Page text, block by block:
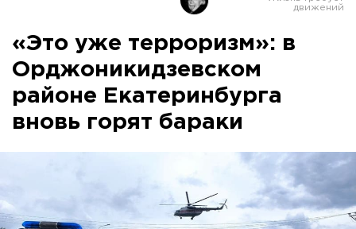
Оренбург
«Это уже терроризм»: в
Орджоникидзевском
районе Екатеринбурга
вновь горят бараки